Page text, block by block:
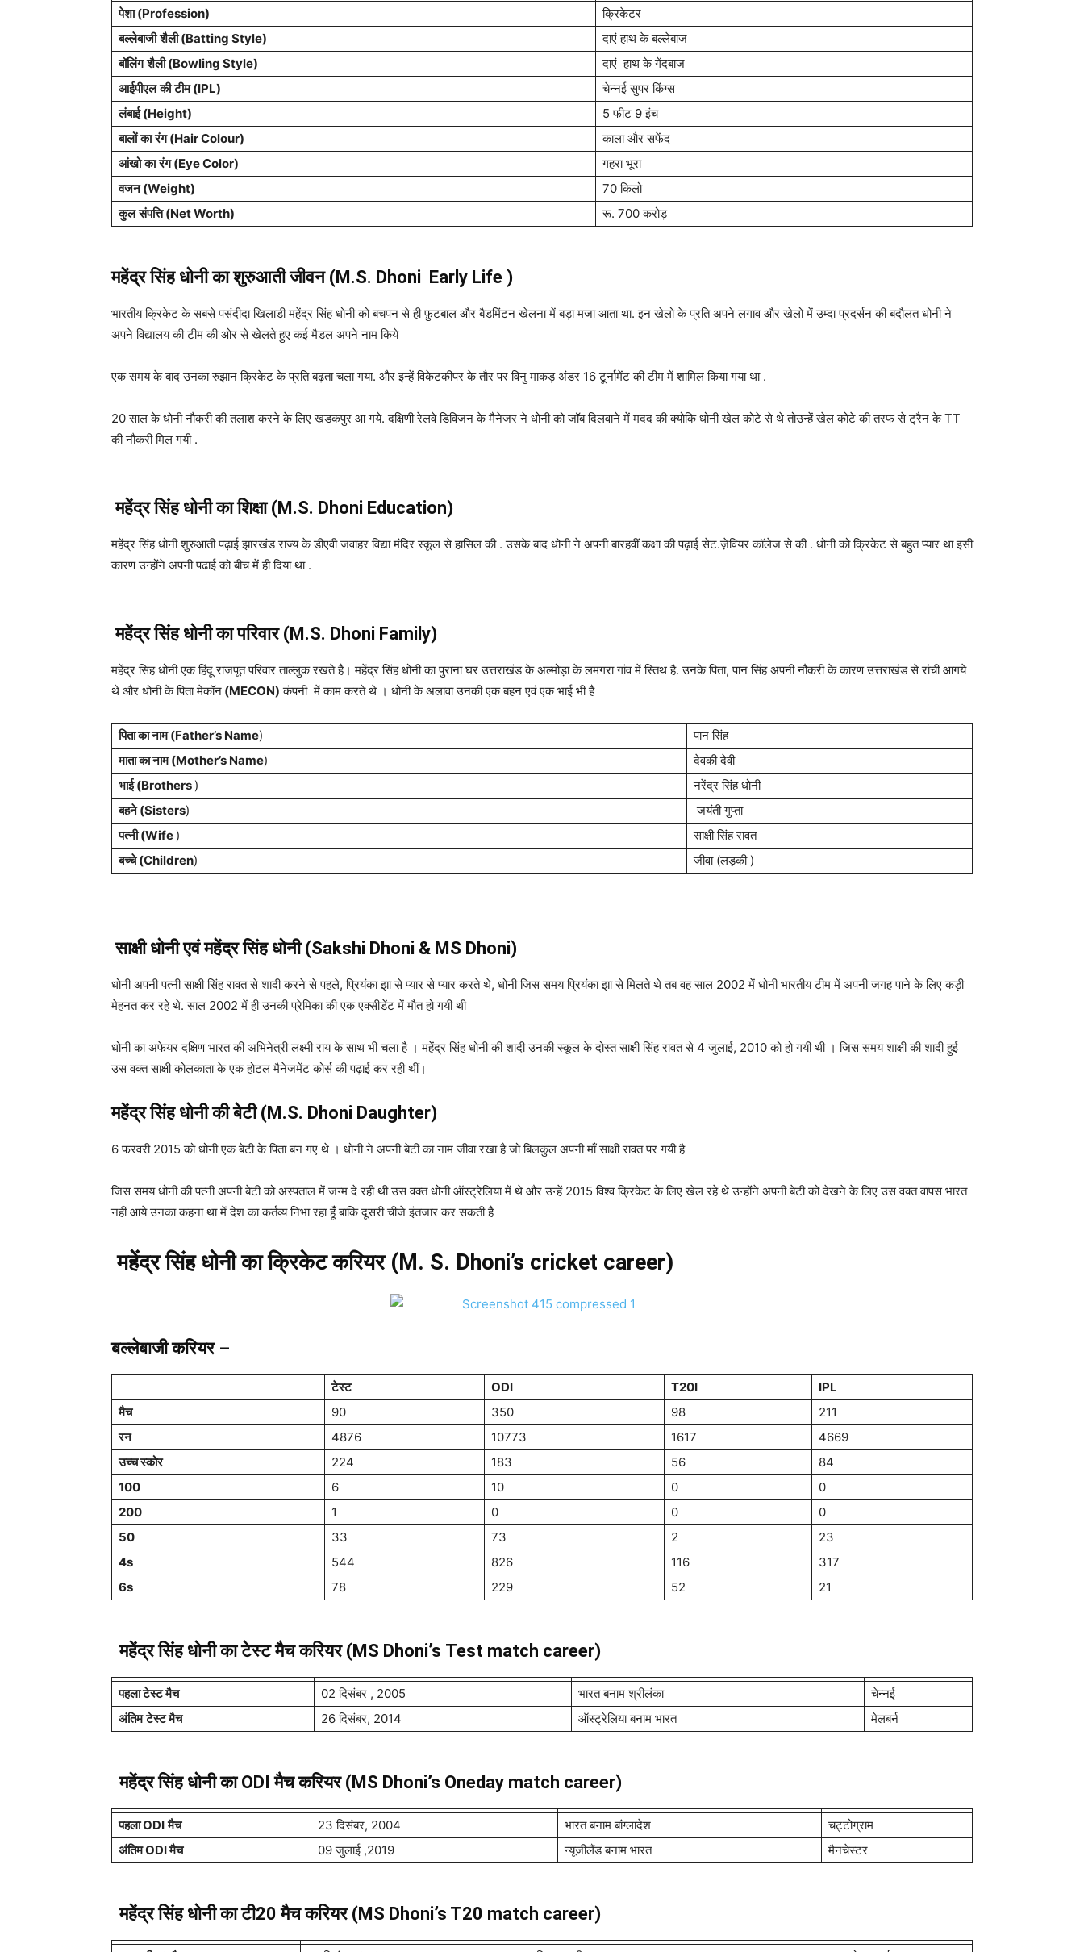
पेशा(Profession)
क्रिकेटर
बल्लेबाजी शैली(Batting Style)
दाएं हाथ के बल्लेबाज
बॉलिंग शैली(Bowling Style)
दाएं हाथ के गेंदबाज
आईपीएल की टीम(IPL)
चेन्नई सुपर किंग्स
लंबाई(Height)
5 फीट 9 इंच
बालों का रंग(Hair Colour)
काला और सफेंद
आंखो का रंग(Eye Color)
गहरा भूरा
वजन(Weight)
70 किलो
कुल संपत्ति(Net Worth) रू. 700 करोड़
महेंद्र सिंह धोनी का शुरुआती जीवन (M.S. Dhoni Early Life )
भारतीय क्रिकेट के सबसे पसंदीदा खिलाडी महेंद्र सिंह धोनी को बचपन से ही फ़ुटबाल और बैडमिंटन खेलना में बड़ा मजा आता था. इन खेलो के प्रति अपने लगाव और खेलो में उम्दा प्रदर्सन की बदौलत धोनी ने
अपने विद्यालय की टीम की ओर से खेलते हुए कई मैडल अपने नाम किये
एक समय के बाद उनका रुझान क्रिकेट के प्रति बढ़ता चला गया. और इन्हें विकेटकीपर के तौर पर विनु माकड़ अंडर 16 टूर्नामेंट की टीम में शामिल किया गया था .
20 साल के धोनी नौकरी की तलाश करने के लिए खडकपुर आ गये. दक्षिणी रेलवे डिविजन के मैनेजर ने धोनी को जॉब दिलवाने में मदद की क्योकि धोनी खेल कोटे से थे तोउन्हें खेल कोटे की तरफ से ट्रैन के TT
की नौकरी मिल गयी .
महेंद्र सिंह धोनी का शिक्षा (M.S. Dhoni Education)
महेंद्र सिंह धोनी शुरुआती पढ़ाई झारखंड राज्य के डीएवी जवाहर विद्या मंदिर स्कूल से हासिल की . उसके बाद धोनी ने अपनी बारहवीं कक्षा की पढ़ाई सेट.ज़ेवियर कॉलेज से की . धोनी को क्रिकेट से बहुत प्यार था इसी
कारण उन्होंने अपनी पढाई को बीच में ही दिया था .
महेंद्र सिंह धोनी का परिवार (M.S. Dhoni Family)
महेंद्र सिंह धोनी एक हिंदू राजपूत परिवार ताल्लुक रखते है। महेंद्र सिंह धोनी का पुराना घर उत्तराखंड के अल्मोड़ा के लमगरा गांव में स्तिथ है. उनके पिता, पान सिंह अपनी नौकरी के कारण उत्तराखंड से रांची आगये
थे और धोनी के पिता मेकॉन (MECON) कंपनी में काम करते थे । धोनी के अलावा उनकी एक बहन एवं एक भाई भी है
पिता का नाम (Father’s Name)
पान सिंह
माता का नाम (Mother’s Name)
देवकी देवी
भाई (Brothers )
नरेंद्र सिंह धोनी
बहने (Sisters)
जयंती गुप्ता
पत्नी (Wife )
साक्षी सिंह रावत
बच्चे (Children) जीवा (लड़की )
साक्षी धोनी एवंमहेंद्र सिंह धोनी(Sakshi Dhoni & MS Dhoni)
धोनी अपनी पत्नी साक्षी सिंह रावत से शादी करने से पहले, प्रियंका झा से प्यार से प्यार करते थे, धोनी जिस समय प्रियंका झा से मिलते थे तब वह साल 2002 में धोनी भारतीय टीम में अपनी जगह पाने के लिए कड़ी
मेहनत कर रहे थे. साल 2002 में ही उनकी प्रेमिका की एक एक्सीडेंट में मौत हो गयी थी
धोनी का अफेयर दक्षिण भारत की अभिनेत्री लक्ष्मी राय के साथ भी चला है । महेंद्र सिंह धोनी की शादी उनकी स्कूल के दोस्त साक्षी सिंह रावत से 4 जुलाई, 2010 को हो गयी थी । जिस समय शाक्षी की शादी हुई
उस वक्त साक्षी कोलकाता के एक होटल मैनेजमेंट कोर्स की पढ़ाई कर रही थीं।
महेंद्र सिंह धोनी की बेटी (M.S. Dhoni Daughter)
6 फरवरी 2015 को धोनी एक बेटी के पिता बन गए थे । धोनी ने अपनी बेटी का नाम जीवा रखा है जो बिलकुल अपनी माँ साक्षी रावत पर गयी है
जिस समय धोनी की पत्नी अपनी बेटी को अस्पताल में जन्म दे रही थी उस वक्त धोनी ऑस्ट्रेलिया में थे और उन्हें 2015 विश्व क्रिकेट के लिए खेल रहे थे उन्होंने अपनी बेटी को देखने के लिए उस वक्त वापस भारत
नहीं आये उनका कहना था में देश का कर्तव्य निभा रहा हूँ बाकि दूसरी चीजे इंतजार कर सकती है
महेंद्र सिंह धोनी का क्रिकेट करियर (M. S. Dhoni’s cricket career)
बल्लेबाजी करियर –
टेस्ट ODI T20I
IPL
मैच
90 350 98
211
रन
4876 10773 1617
4669
उच्च स्कोर
224 183 56
84
100
6 10 0
0
200
1 0 0
0
50
33 73 2
23
4s
544 826 116
317
6s
78 229 52 21
महेंद्र सिंह धोनी का टेस्ट मैच करियर (MS Dhoni’s Test match career)
पहलाटेस्ट मैच 02 दिसंबर , 2005 भारत बनाम श्रीलंका
चेन्नई
अंतिम टेस्ट मैच 26 दिसंबर, 2014 ऑस्ट्रेलिया बनाम भारत मेलबर्न
महेंद्र सिंह धोनी का ODIमैच करियर (MS Dhoni’s Oneday match career)
पहलाODI मैच 23 दिसंबर, 2004 भारत बनाम बांग्लादेश
चट्टोग्राम
अंतिमODIमैच 09 जुलाई ,2019 न्यूजीलैंड बनाम भारत मैनचेस्टर
महेंद्र सिंह धोनी काटी20 मैच करियर (MS Dhoni’s T20 match career)